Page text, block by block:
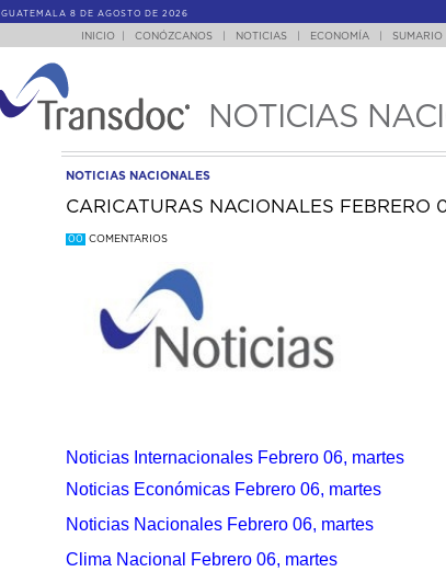
GUATEMALA 8 DE AGOSTO DE 2026
INICIO CONÓZCANOS NOTICIAS ECONOMÍA SUMARIO
NOTICIAS
NOTICIAS NACIONALES
CARICATURAS NACIONALES FEBRERO
00 COMENTARIOS
Noticias Internacionales Febrero 06, martes
Noticias Económicas Febrero 06, martes
Noticias Nacionales Febrero 06, martes
Clima Nacional Febrero 06, martes